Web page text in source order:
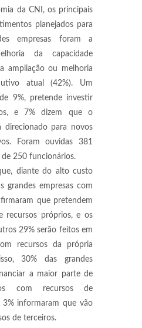
da CNI, os principais
planejados para
empresas foram a
da capacidade
ampliação ou melhoria
atual (42%). Um
9%, pretende investir
e 7% dizem que o
direcionado para novos
Foram ouvidas 381
de 250 funcionários.
diante do alto custo
grandes empresas com
que pretendem
recursos próprios, e os
29% serão feitos em
recursos da própria
30% das grandes
a maior parte de
com recursos de
3% informaram que vão
de terceiros.